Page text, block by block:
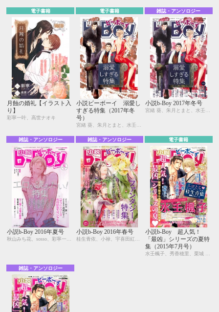
電子書籍
月蝕の婚礼【イラスト入
り】
彩寧一叶、高世ナオキ
電子書籍
小説ビーボーイ 溺愛し
すぎる特集（2017年冬
号）
宮緒 葵、朱月とまと、水壬楓子、しおべり由生、吉田ナツ、森原八鹿、彩寧一叶、高世ナオキ、遠野春日、円陣闇丸、東野ゆき、園千代子、東野 海、林 マキ、永井三郎、福嶋ユッカ、モリフジ、黒田 屑、ゆうき
雑誌・アンソロジー
小説b-Boy 2017年冬号
宮緒 葵、朱月とまと、水壬楓子、しおべり由生、吉田ナツ、森原八鹿、彩寧一叶、高世ナオキ、遠野春日、円陣闇丸、東野ゆき、園千代子、東野 海、林 マキ、永井三郎、福嶋ユッカ、モリフジ、黒田 屑、ゆうき
雑誌・アンソロジー
小説b-Boy 2016年夏号
雑誌・アンソロジー
小説b-Boy 2016年春号
電子書籍
小説b-Boy 超人気！
「最凶」シリーズの夏特
集（2015年7月号）
雑誌・アンソロジー